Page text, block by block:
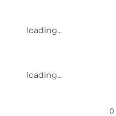
loading...
loading...
0